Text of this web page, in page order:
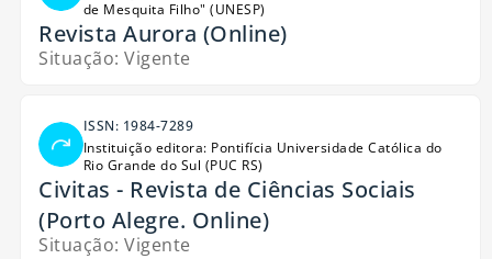
de Mesquita Filho" (UNESP)
Revista Aurora (Online)
Situação: Vigente
ISSN: 1984-7289
Instituição editora: Pontifícia Universidade Católica do
Rio Grande do Sul (PUC RS)
Civitas - Revista de Ciências Sociais
(Porto Alegre. Online)
Situação: Vigente